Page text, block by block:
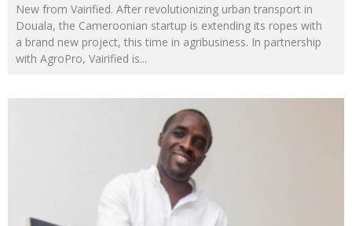
New from Vairified. After revolutionizing urban transport in
Douala, the Cameroonian startup is extending its ropes with
a brand new project, this time in agribusiness. In partnership
with AgroPro, Vairified is...